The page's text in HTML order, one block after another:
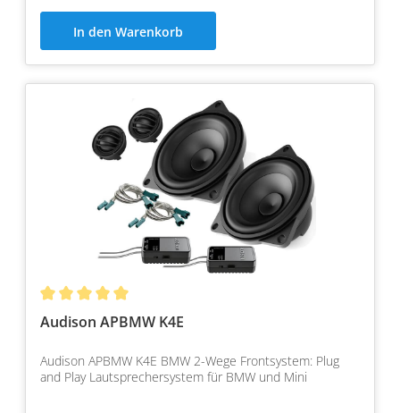
In den Warenkorb
Audison APBMW K4E
Audison APBMW K4E BMW 2-Wege Frontsystem: Plug
and Play Lautsprechersystem für BMW und Mini